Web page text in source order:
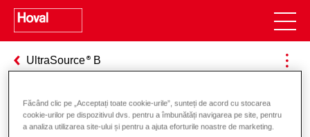
UltraSource B
Responsabilitate pentru energie și
Făcând clic pe „Acceptați toate cookie-urile”, sunteți de acord cu stocarea
cookie-urilor pe dispozitivul dvs. pentru a îmbunătăți navigarea pe site, pentru
a analiza utilizarea site-ului și pentru a ajuta eforturile noastre de marketing.